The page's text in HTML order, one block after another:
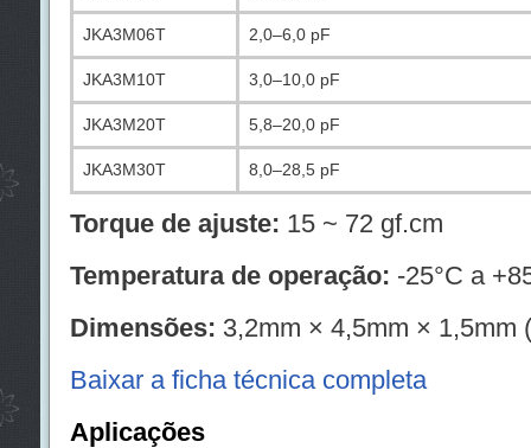
JKA3M06T 2,0–6,0 pF
JKA3M10T 3,0–10,0 pF
JKA3M20T 5,8–20,0 pF
JKA3M30T 8,0–28,5 pF
Torque de ajuste: 15 ~ 72 gf.cm
Temperatura de operação: -25°C a
Dimensões: 3,2mm × 4,5mm × 1,5mm
Baixar a ficha técnica completa
Aplicações